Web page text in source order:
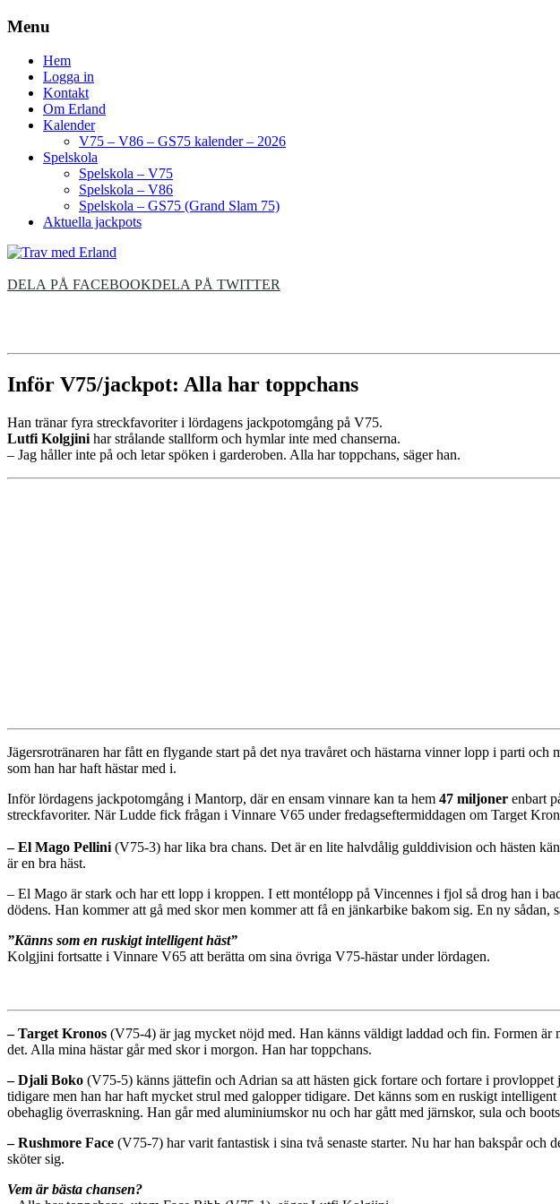
Menu
Hem
Logga in
Kontakt
Om Erland
Kalender
V75 – V86 – GS75 kalender – 2026
Spelskola
Spelskola – V75
Spelskola – V86
Spelskola – GS75 (Grand Slam 75)
Aktuella jackpots
DELA PÅ FACEBOOKDELA PÅ TWITTER
Inför V75/jackpot: Alla har toppchans
Han tränar fyra streckfavoriter i lördagens jackpotomgång på V75.
Lutfi Kolgjini har strålande stallform och hymlar inte med chanserna.
– Jag håller inte på och letar spöken i garderoben. Alla har toppchans, säger han.
Jägersrotränaren har fått en flygande start på det nya travåret och hästarna vinner lopp i parti
som han har haft hästar med i.
Inför lördagens jackpotomgång i Mantorp, där en ensam vinnare kan ta hem 47 miljoner enbart
streckfavoriter. När Ludde fick frågan i Vinnare V65 under fredagseftermiddagen om Target
– El Mago Pellini (V75-3) har lika bra chans. Det är en lite halvdålig gulddivision och hästen
är en bra häst.
– El Mago är stark och har ett lopp i kroppen. I ett montélopp på Vincennes i fjol så drog han i
dödens. Han kommer att gå med skor men kommer att få en jänkarbike bakom sig. En ny
”Känns som en ruskigt intelligent häst”
Kolgjini fortsatte i Vinnare V65 att berätta om sina övriga V75-hästar under lördagen.
– Target Kronos (V75-4) är jag mycket nöjd med. Han känns väldigt laddad och fin. Formen
det. Alla mina hästar går med skor i morgon. Han har toppchans.
– Djali Boko (V75-5) känns jättefin och Adrian sa att hästen gick fortare och fortare i
tidigare men han har haft mycket strul med galopper tidigare. Det känns som en ruskigt
obehaglig överraskning. Han går med aluminiumskor nu och har gått med järnskor, sula och
– Rushmore Face (V75-7) har varit fantastisk i sina två senaste starter. Nu har han bakspår och
sköter sig.
Vem är bästa chansen?